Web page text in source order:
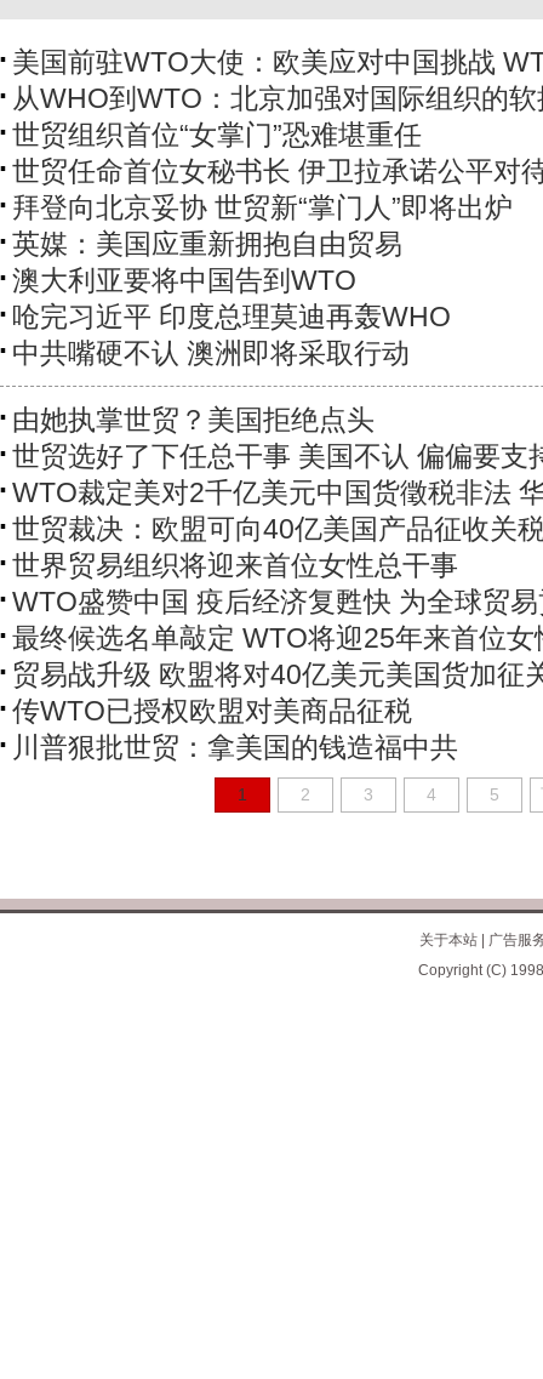
美国前驻WTO大使：欧美应对中国挑战
从WHO到WTO：北京加强对国际组织的
世贸组织首位“女掌门”恐难堪重任
世贸任命首位女秘书长 伊卫拉承诺公平对
拜登向北京妥协 世贸新“掌门人”即将出炉
英媒：美国应重新拥抱自由贸易
澳大利亚要将中国告到WTO
呛完习近平 印度总理莫迪再轰WHO
中共嘴硬不认 澳洲即将采取行动
由她执掌世贸？美国拒绝点头
世贸选好了下任总干事 美国不认 偏偏要支
WTO裁定美对2千亿美元中国货徵税非法
世贸裁决：欧盟可向40亿美国产品征收关
世界贸易组织将迎来首位女性总干事
WTO盛赞中国 疫后经济复甦快 为全球贸
最终候选名单敲定 WTO将迎25年来首位女
贸易战升级 欧盟将对40亿美元美国货加征
传WTO已授权欧盟对美商品征税
川普狠批世贸：拿美国的钱造福中共
1 2 3 4 5
关于本站|
广告服
Copyright (C)